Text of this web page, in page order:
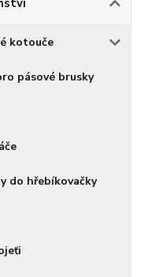
kotouče
pásové brusky
do hřebíkovačky